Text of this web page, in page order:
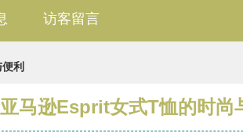
访客留言
利
马逊Esprit女式T恤的时尚